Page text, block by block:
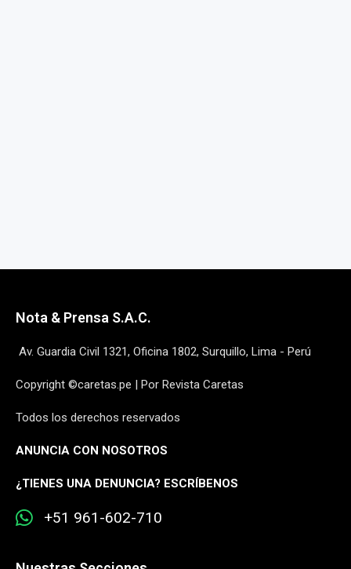
Nota & Prensa S.A.C.
Av. Guardia Civil 1321, Oficina 1802, Surquillo, Lima - Perú
Copyright ©caretas.pe | Por Revista Caretas
Todos los derechos reservados
ANUNCIA CON NOSOTROS
¿TIENES UNA DENUNCIA? ESCRÍBENOS
+51 961-602-710